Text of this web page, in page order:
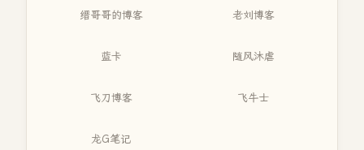
缙哥哥的博客 老刘博客
蓝卡 随风沐虐
飞刀博客 飞牛士
龙G笔记